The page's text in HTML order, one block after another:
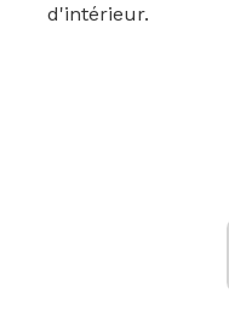
d'intérieur.